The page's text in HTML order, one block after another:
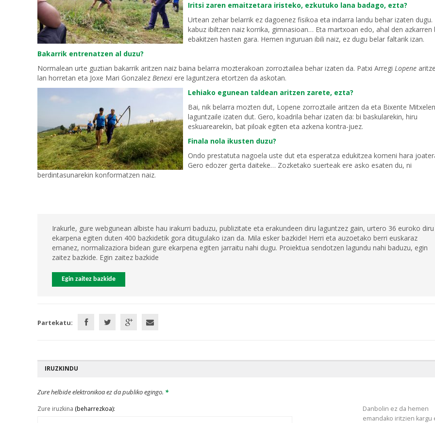
Iritsi zaren emaitzetara iristeko, ezkutuko lana badago, ezta?
Urtean zehar belarrik ez dagoenez fisikoa eta indarra landu behar izaten dugu.
kabuz ibiltzen naiz korrika, gimnasioan… Eta martxoan edo, ahal den azkarren
ebakitzen hasten gara. Hemen inguruan ibili naiz, ez dugu belar faltarik izan.
Bakarrik entrenatzen al duzu?
Normalean urte guztian bakarrik aritzen naiz baina belarra mozterakoan zorroztailea behar izaten da. Patxi Arregi Lopene
lan horretan eta Joxe Mari Gonzalez Benexi ere laguntzera etortzen da askotan.
Lehiako egunean taldean aritzen zarete, ezta?
Bai, nik belarra mozten dut, Lopene zorroztaile aritzen da eta Bixente
laguntzaile izaten dut. Gero, koadrila behar izaten da: bi baskularekin, hiru
eskuarearekin, bat piloak egiten eta azkena kontra-juez.
Finala nola ikusten duzu?
Ondo prestatuta nagoela uste dut eta esperatza edukitzea komeni hara
Gero edozer gerta daiteke… Zozketako suerteak ere asko esaten du, ni
berdintasunarekin konformatzen naiz.
Irakurle, gure webgunean albiste hau irakurri baduzu, publizitate eta erakundeen diru laguntzez gain, urtero 36 euroko diru
ekarpena egiten duten 400 bazkidetik gora ditugulako izan da. Mila esker bazkide! Herri eta auzoetako berri euskaraz
emanez, normalizaziora bidean gure ekarpena egiten jarraitu nahi dugu. Proiektua sendotzen lagundu nahi baduzu, egin
zaitez bazkide. Egin zaitez bazkide
Egin zaitez bazkide
Partekatu:
IRUZKINDU
Zure helbide elektronikoa ez da publiko egingo. *
Zure iruzkina (beharrezkoa):
Danbolin ez da hemen
emandako iritzien kargu